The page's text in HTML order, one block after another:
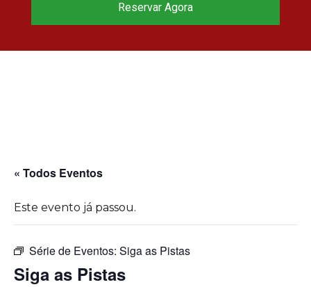
« Todos Eventos
Este evento já passou.
Série de Eventos: Siga as Pistas
Siga as Pistas
Reservar Agora